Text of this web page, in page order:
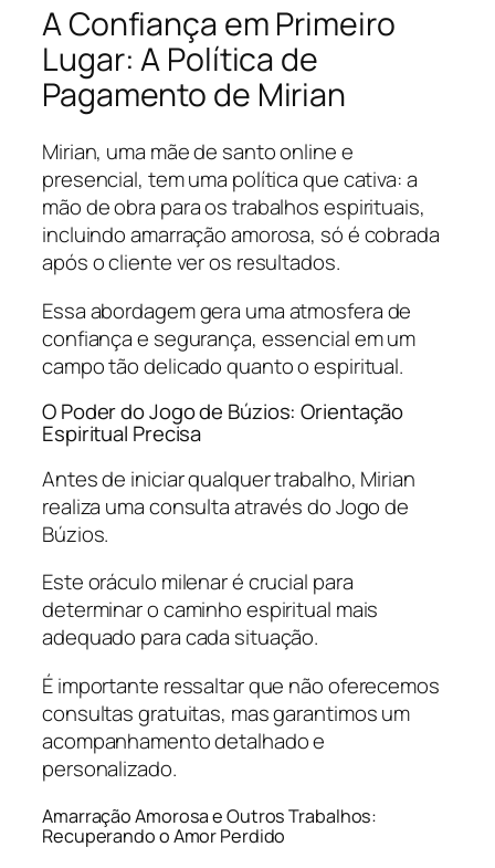
A Confiança em Primeiro
Lugar: A Política de
Pagamento de Mirian
Mirian, uma mãe de santo online e
presencial, tem uma política que cativa: a
mão de obra para os trabalhos espirituais,
incluindo amarração amorosa, só é cobrada
após o cliente ver os resultados.
Essa abordagem gera uma atmosfera de
confiança e segurança, essencial em um
campo tão delicado quanto o espiritual.
O Poder do Jogo de Búzios: Orientação
Espiritual Precisa
Antes de iniciar qualquer trabalho, Mirian
realiza uma consulta através do Jogo de
Búzios.
Este oráculo milenar é crucial para
determinar o caminho espiritual mais
adequado para cada situação.
É importante ressaltar que não oferecemos
consultas gratuitas, mas garantimos um
acompanhamento detalhado e
personalizado.
Amarração Amorosa e Outros Trabalhos:
Recuperando o Amor Perdido